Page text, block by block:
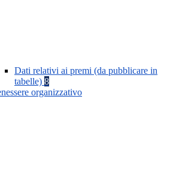
Dati relativi ai premi (da pubblicare in
tabelle) 8
organizzativo